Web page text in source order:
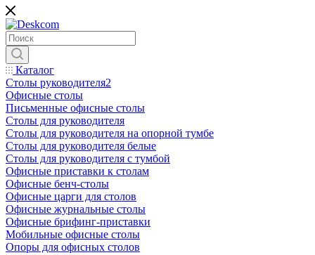
Каталог
Столы руководителя2
Офисные столы
Письменные офисные столы
Столы для руководителя
Столы для руководителя на опорной тумбе
Столы для руководителя белые
Столы для руководителя с тумбой
Офисные приставки к столам
Офисные бенч-столы
Офисные царги для столов
Офисные журнальные столы
Офисные брифинг-приставки
Мобильные офисные столы
Опоры для офисных столов